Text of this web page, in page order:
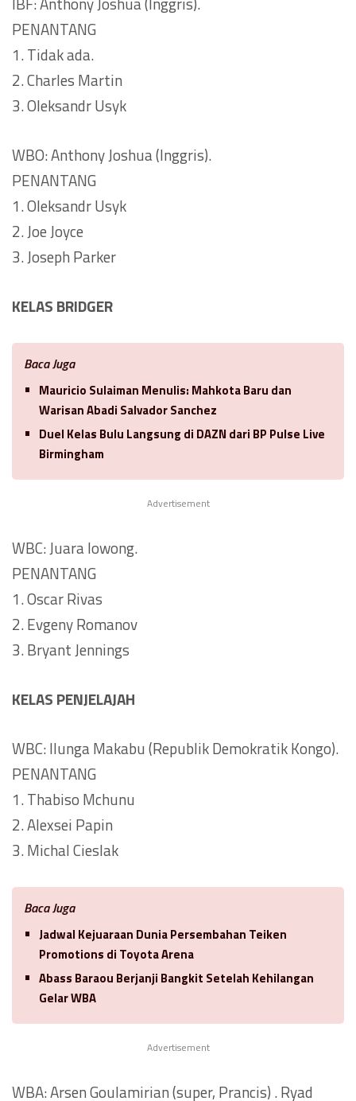
PENANTANG
1. Tidak ada.
2. Charles Martin
3. Oleksandr Usyk
WBO: Anthony Joshua (Inggris).
PENANTANG
1. Oleksandr Usyk
2. Joe Joyce
3. Joseph Parker
KELAS BRIDGER
Baca Juga
Mauricio Sulaiman Menulis: Mahkota Baru dan
Warisan Abadi Salvador Sanchez
Duel Kelas Bulu Langsung di DAZN dari BP Pulse Live
Birmingham
Advertisement
WBC: Juara lowong.
PENANTANG
1. Oscar Rivas
2. Evgeny Romanov
3. Bryant Jennings
KELAS PENJELAJAH
WBC: Ilunga Makabu (Republik Demokratik Kongo).
PENANTANG
1. Thabiso Mchunu
2. Alexsei Papin
3. Michal Cieslak
Baca Juga
Jadwal Kejuaraan Dunia Persembahan Teiken
Promotions di Toyota Arena
Abass Baraou Berjanji Bangkit Setelah Kehilangan
Gelar WBA
Advertisement
WBA: Arsen Goulamirian (super, Prancis) . Ryad